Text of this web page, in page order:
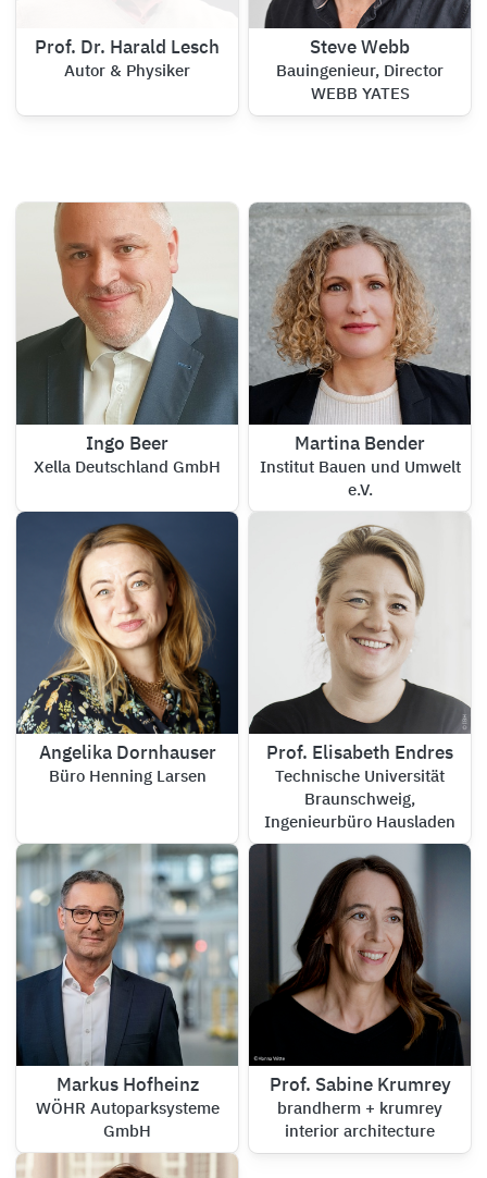
Prof. Dr. Harald Lesch
Autor & Physiker
Steve Webb
Bauingenieur, Director
WEBB YATES
Ingo Beer
Xella Deutschland GmbH
Martina Bender
Institut Bauen und Umwelt
e.V.
Angelika Dornhauser
Büro Henning Larsen
Prof. Elisabeth Endres
Technische Universität
Braunschweig,
Ingenieurbüro Hausladen
Markus Hofheinz
WÖHR Autoparksysteme
GmbH
Prof. Sabine Krumrey
brandherm + krumrey
interior architecture